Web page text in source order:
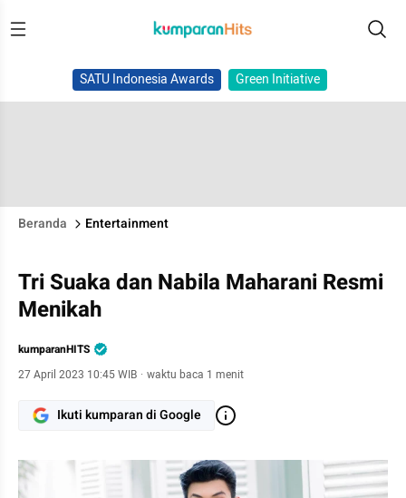
SATU Indonesia Awards Green Initiative
Beranda Entertainment
Tri Suaka dan Nabila Maharani Resmi
Menikah
kumparanHITS
27 April 2023 10:45 WIB · waktu baca 1 menit
Ikuti kumparan di Google